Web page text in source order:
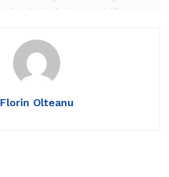
educație, incluziune socială,
reciproc.
Florin Olteanu